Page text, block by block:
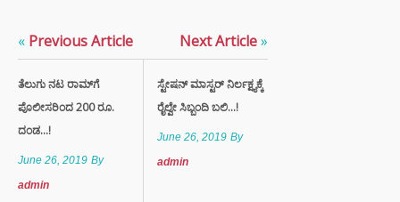
« Previous Article
ತೆಲುಗು ನಟ ರಾಮ್‍ಗೆ
ಪೊಲೀಸರಿಂದ 200 ರೂ.
ದಂಡ...!
June 26, 2019 By
admin
Next Article»
ಸ್ಟೇಷನ್‌ ಮಾಸ್ಟರ್‌ ನಿರ್ಲಕ್ಷ್ಯಕ್ಕೆ
ರೈಲ್ವೇ ಸಿಬ್ಬಂದಿ ಬಲಿ...!
June 26, 2019 By
admin